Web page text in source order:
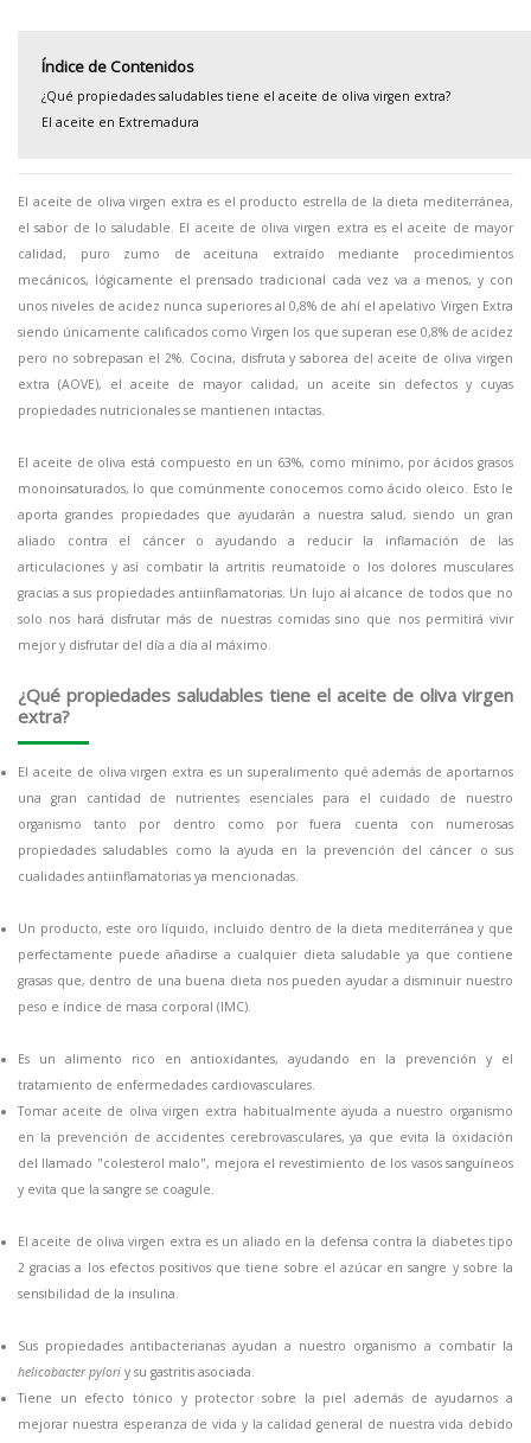
Índice de Contenidos
¿Qué propiedades saludables tiene el aceite de oliva virgen extra?
El aceite en Extremadura
El aceite de oliva virgen extra es el producto estrella de la dieta mediterránea,
el sabor de lo saludable. El aceite de oliva virgen extra es el aceite de mayor
calidad, puro zumo de aceituna extraído mediante procedimientos
mecánicos, lógicamente el prensado tradicional cada vez va a menos, y con
unos niveles de acidez nunca superiores al 0,8% de ahí el apelativo Virgen Extra
siendo únicamente calificados como Virgen los que superan ese 0,8% de acidez
pero no sobrepasan el 2%. Cocina, disfruta y saborea del aceite de oliva virgen
extra (AOVE), el aceite de mayor calidad, un aceite sin defectos y cuyas
propiedades nutricionales se mantienen intactas.
El aceite de oliva está compuesto en un 63%, como mínimo, por ácidos grasos
monoinsaturados, lo que comúnmente conocemos como ácido oleico. Esto le
aporta grandes propiedades que ayudarán a nuestra salud, siendo un gran
aliado contra el cáncer o ayudando a reducir la inflamación de las
articulaciones y así combatir la artritis reumatoide o los dolores musculares
gracias a sus propiedades antiinflamatorias. Un lujo al alcance de todos que no
solo nos hará disfrutar más de nuestras comidas sino que nos permitirá vivir
mejor y disfrutar del día a día al máximo.
¿Qué propiedades saludables tiene el aceite de oliva virgen
extra?
El aceite de oliva virgen extra es un superalimento qué además de aportarnos
una gran cantidad de nutrientes esenciales para el cuidado de nuestro
organismo tanto por dentro como por fuera cuenta con numerosas
propiedades saludables como la ayuda en la prevención del cáncer o sus
cualidades antiinflamatorias ya mencionadas.
Un producto, este oro líquido, incluido dentro de la dieta mediterránea y que
perfectamente puede añadirse a cualquier dieta saludable ya que contiene
grasas que, dentro de una buena dieta nos pueden ayudar a disminuir nuestro
peso e índice de masa corporal (IMC).
Es un alimento rico en antioxidantes, ayudando en la prevención y el
tratamiento de enfermedades cardiovasculares.
Tomar aceite de oliva virgen extra habitualmente ayuda a nuestro organismo
en la prevención de accidentes cerebrovasculares, ya que evita la oxidación
del llamado "colesterol malo", mejora el revestimiento de los vasos sanguíneos
y evita que la sangre se coagule.
El aceite de oliva virgen extra es un aliado en la defensa contra la diabetes tipo
2 gracias a los efectos positivos que tiene sobre el azúcar en sangre y sobre la
sensibilidad de la insulina.
Sus propiedades antibacterianas ayudan a nuestro organismo a combatir la
helicobacter pylori y su gastritis asociada.
Tiene un efecto tónico y protector sobre la piel además de ayudarnos a
mejorar nuestra esperanza de vida y la calidad general de nuestra vida debido